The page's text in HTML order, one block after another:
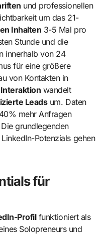
und professionellen
um das 21-
Inhalten 3-5 Mal pro
Stunde und die
innerhalb von 24
für eine größere
von Kontakten in
wandelt
Leadsum. Daten
mehr Anfragen
grundlegenden
Potenzials gehen
für
Profilfunktioniert als
Solopreneurs und